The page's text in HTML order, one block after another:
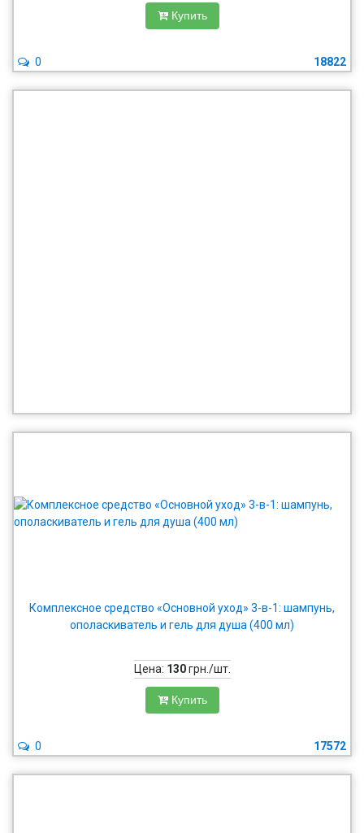
Купить
18822
0
Комплексное средство «Основной уход» 3-в-1: шампунь,
ополаскиватель и гель для душа (400 мл)
Цена: 130грн./шт.
Купить
17572
0